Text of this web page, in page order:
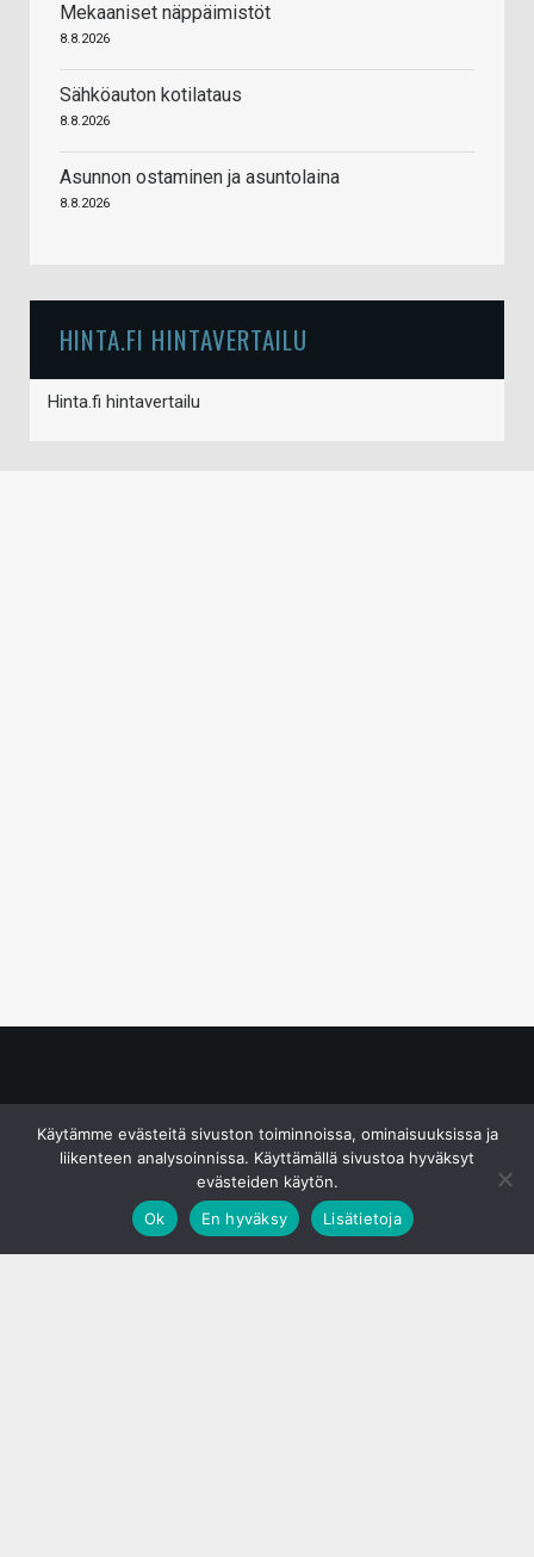
Mekaaniset näppäimistöt
8.8.2026
Sähköauton kotilataus
8.8.2026
Asunnon ostaminen ja asuntolaina
8.8.2026
HINTA.FI HINTAVERTAILU
Hinta.fi hintavertailu
Käytämme evästeitä sivuston toiminnoissa, ominaisuuksissa ja
liikenteen analysoinnissa. Käyttämällä sivustoa hyväksyt
evästeiden käytön.
Ok
En hyväksy Lisätietoja